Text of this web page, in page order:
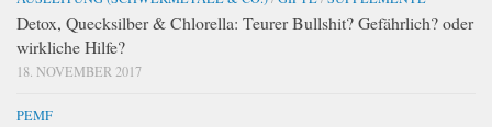
Detox, Quecksilber & Chlorella: Teurer Bullshit? Gefährlich? oder
wirkliche Hilfe?
18. NOVEMBER 2017
PEMF